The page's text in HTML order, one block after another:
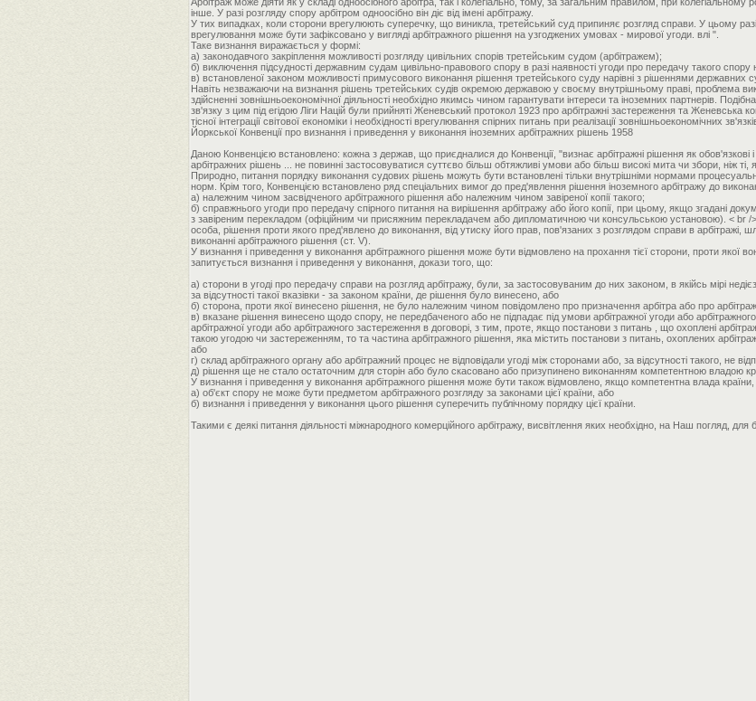
інше. У разі розгляду спору арбітром одноосібно він діє від імені арбітражу.
У тих випадках, коли сторони врегулюють суперечку, що виникла, третейський суд припиняє розгляд справи. У цьому
врегулювання може бути зафіксовано у вигляді арбітражного рішення на узгоджених умовах - мирової угоди. влі ".
Таке визнання виражається у формі:
а) законодавчого закріплення можливості розгляду цивільних спорів третейським судом (арбітражем);
б) виключення підсудності державним судам цивільно-правового спору в разі наявності угоди про передачу такого
в) встановленої законом можливості примусового виконання рішення третейського суду нарівні з рішеннями
Навіть незважаючи на визнання рішень третейських судів окремою державою у своєму внутрішньому праві, проблема
здійсненні зовнішньоекономічної діяльності необхідно якимсь чином гарантувати інтереси та іноземних партнерів.
зв'язку з цим під егідою Ліги Націй були прийняті Женевський протокол 1923 про арбітражні застереження та
тісної інтеграції світової економіки і необхідності врегулювання спірних питань при реалізації зовнішньоекономічних
Йоркської Конвенції про визнання і приведення у виконання іноземних арбітражних рішень 1958
Даною Конвенцією встановлено: кожна з держав, що приєдналися до Конвенції, "визнає арбітражні рішення як
арбітражних рішень ... не повинні застосовуватися суттєво більш обтяжливі умови або більш високі мита чи збори, ніж ті,
Природно, питання порядку виконання судових рішень можуть бути встановлені тільки внутрішніми нормами
норм. Крім того, Конвенцією встановлено ряд спеціальних вимог до пред'явлення рішення іноземного арбітражу до
а) належним чином засвідченого арбітражного рішення або належним чином завіреної копії такого;
б) справжнього угоди про передачу спірного питання на вирішення арбітражу або його копії, при цьому, якщо згадані
з завіреним перекладом (офіційним чи присяжним перекладачем або дипломатичною чи консульською установою). < br
особа, рішення проти якого пред'явлено до виконання, від утиску його прав, пов'язаних з розглядом справи в
виконанні арбітражного рішення (ст. V).
У визнання і приведення у виконання арбітражного рішення може бути відмовлено на прохання тієї сторони, проти якої
запитується визнання і приведення у виконання, докази того, що:
а) сторони в угоді про передачу справи на розгляд арбітражу, були, за застосовуваним до них законом, в якійсь мірі
за відсутності такої вказівки - за законом країни, де рішення було винесено, або
б) сторона, проти якої винесено рішення, не було належним чином повідомлено про призначення арбітра або про
в) вказане рішення винесено щодо спору, не передбаченого або не підпадає під умови арбітражної угоди або
арбітражної угоди або арбітражного застереження в договорі, з тим, проте, якщо постанови з питань , що охоплені
такою угодою чи застереженням, то та частина арбітражного рішення, яка містить постанови з питань, охоплених
або
г) склад арбітражного органу або арбітражний процес не відповідали угоді між сторонами або, за відсутності такого, не
д) рішення ще не стало остаточним для сторін або було скасовано або призупинено виконанням компетентною владою
У визнання і приведення у виконання арбітражного рішення може бути також відмовлено, якщо компетентна влада
а) об'єкт спору не може бути предметом арбітражного розгляду за законами цієї країни, або
б) визнання і приведення у виконання цього рішення суперечить публічному порядку цієї країни.
Такими є деякі питання діяльності міжнародного комерційного арбітражу, висвітлення яких необхідно, на Наш погляд, для